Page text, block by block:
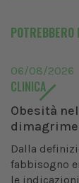
06/08/2026
CLINICA
Obesità
Dalla
fabbisogno
le